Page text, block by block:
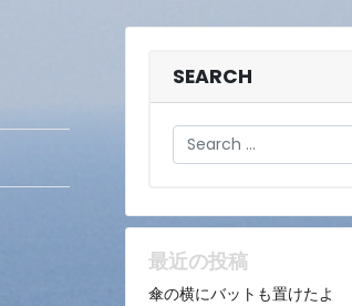
SEARCH
Search
最近の投稿
傘の横にバットも置けたよ